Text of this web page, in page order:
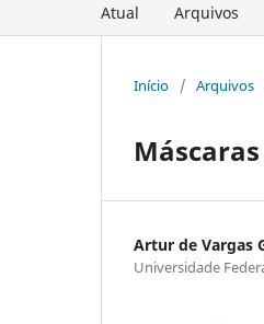
Atual Arquivos
Início / Arquivos
Artur de Vargas
Universidade